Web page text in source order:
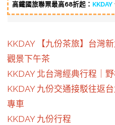
高鐵國旅聯票最高68折起： KKDAY
KKDAY 【九份茶旅】台灣
觀景下午茶
KKDAY 北台灣經典行程｜
KKDAY 九份交通接駁往返
專車
KKDAY 九份行程